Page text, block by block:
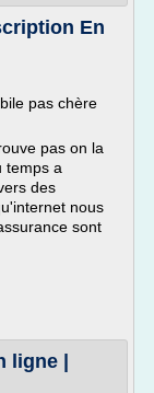
En
pas chère
pas on la
temps a
des
nous
sont
|